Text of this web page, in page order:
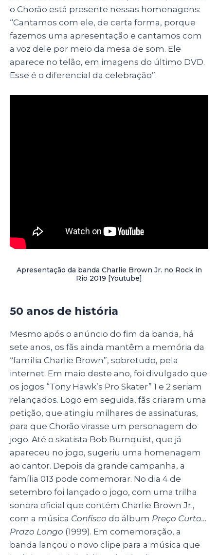
o Chorão está presente nessas homenagens:
“Cantamos com ele, de certa forma, porque
fazemos uma apresentação e cantamos com
a voz dele por meio da mesa de som. Ele
aparece no telão, em imagens do último DVD.
Esse é o diferencial da celebração”.
Apresentação da banda Charlie Brown Jr. no Rock in
Rio 2019 [Youtube]
50 anos de história
Mesmo após o anúncio do fim da banda, há
sete anos, os fãs ainda mantêm a memória da
“família Charlie Brown”, sobretudo, pela
internet. Em maio deste ano, foi divulgado que
os jogos “Tony Hawk’s Pro Skater” 1 e 2 seriam
relançados. Logo em seguida, fãs criaram uma
petição, que atingiu milhares de assinaturas,
para que Chorão virasse um personagem do
jogo. Até o skatista Bob Burnquist, que já
apareceu no jogo, sugeriu uma homenagem
ao cantor. Depois da grande campanha, a
família 013 pode comemorar. No dia 4 de
setembro foi lançado o jogo, com uma trilha
sonora oficial que contém Charlie Brown Jr.,
com a música Confisco do álbum Preço Curto…
Prazo Longo (1999). Em comemoração, a
banda lançou o novo clipe para a música que